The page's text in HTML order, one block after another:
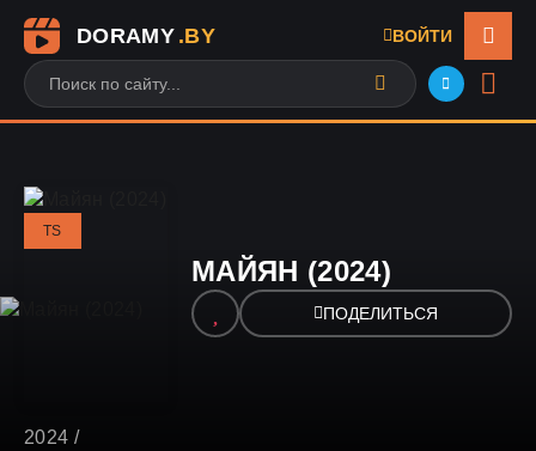
DORAMY .BY ВОЙТИ
МАЙЯН (2024)
ПОДЕЛИТЬСЯ
2024 /
TS